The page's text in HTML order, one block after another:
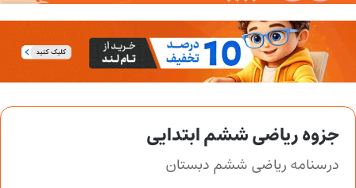
جزوه ریاضی ششم ابتدایی
درسنامه ریاضی ششم دبستان